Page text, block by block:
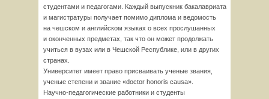
студентами и педагогами. Каждый выпускник бакалавриата
и магистратуры получает помимо диплома и ведомость
на чешском и английском языках о всех прослушанных
и оконченных предметах, так что он может продолжать
учиться в вузах или в Чешской Республике, или в других
странах.
Университет имеет право присваивать ученые звания,
ученые степени и звание «doctor honoris causa».
Научно-педагогические работники и студенты